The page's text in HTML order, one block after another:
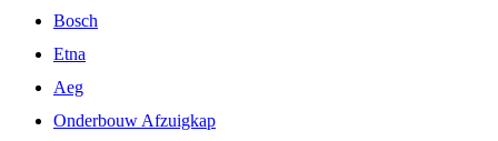
Bosch
Etna
Aeg
Onderbouw Afzuigkap